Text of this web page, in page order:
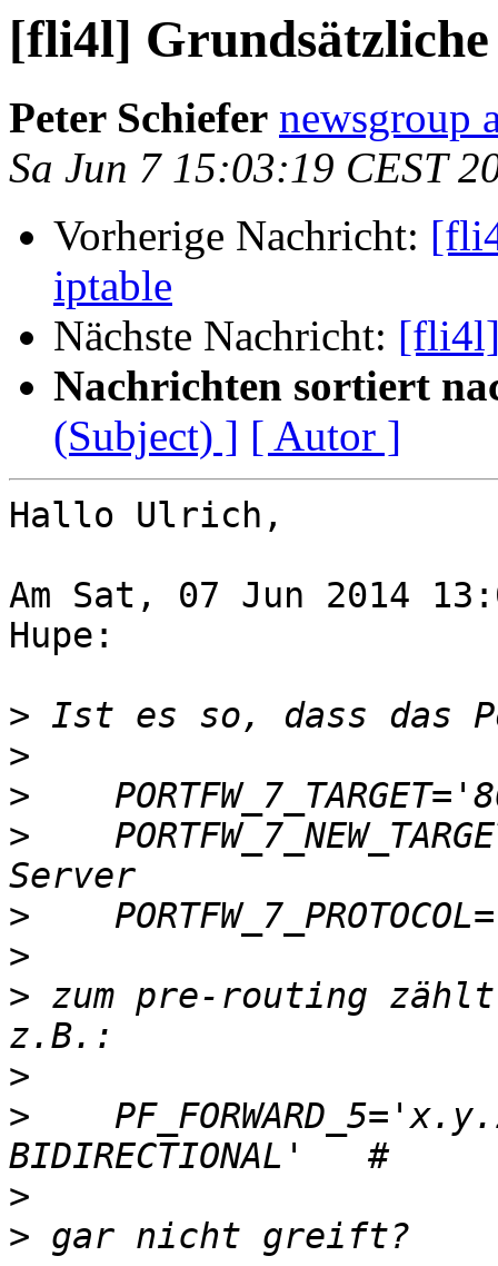
[fli4l]
Peter Schiefer newsgroup
Sa Jun 7 15:03:19 CEST
Vorherige Nachricht:
iptable
Nächste Nachricht: [fli4l]
Nachrichten sortiert
(Subject) ] [ Autor ]
Hallo Ulrich,
Am Sat, 07 Jun 2014
Hupe:
>
>
>
>
>
>
> zum pre-routing
>
>
>
>